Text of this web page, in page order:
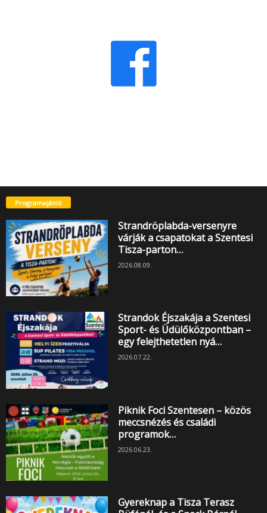
Programajánló
Strandröplabda-versenyre
várják a csapatokat a Szentesi
Tisza-parton…
2026.08.09.
Strandok Éjszakája a Szentesi
Sport- és Üdülőközpontban –
egy felejthetetlen nyá…
2026.07.22.
Piknik Foci Szentesen – közös
meccsnézés és családi
programok…
2026.06.23.
Gyereknap a Tisza Terasz